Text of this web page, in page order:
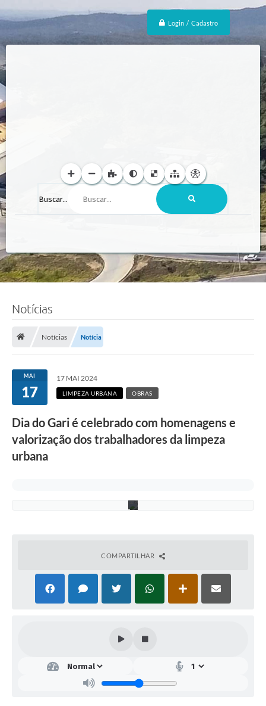
Login / Cadastro
Buscar...
Notícias
Notícias Notícia
MAI
17
17 MAI 2024
LIMPEZA URBANA OBRAS
Dia do Gari é celebrado com homenagens e
valorização dos trabalhadores da limpeza
urbana
o
n
i
e
V
COMPARTILHAR